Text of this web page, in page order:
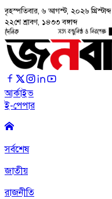
বৃহস্পতিবার, ৬ আগস্ট, ২০২৬ খ্রিস্টাব্দ
২২শে শ্রাবণ, ১৪৩৩ বঙ্গাব্দ
আর্কাইভ
ই-পেপার
সর্বশেষ
জাতীয়
রাজনীতি